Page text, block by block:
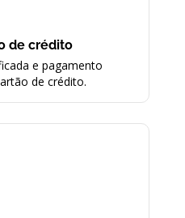
de crédito
e pagamento
de crédito.